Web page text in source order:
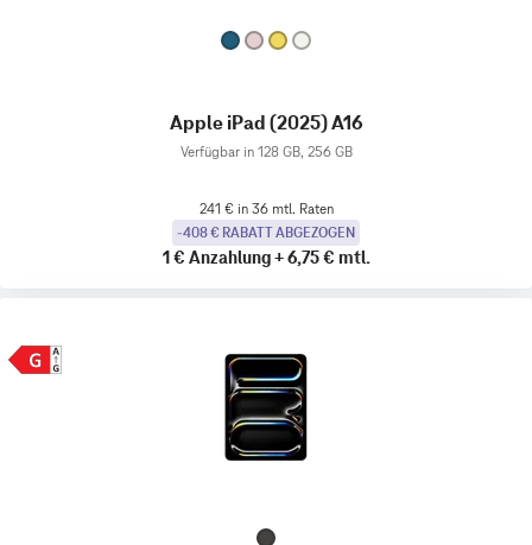
Apple iPad (2025) A16
Verfügbar in 128 GB, 256 GB
241 € in 36 mtl. Raten
-408 € RABATT ABGEZOGEN
1 € Anzahlung+6,75 € mtl.